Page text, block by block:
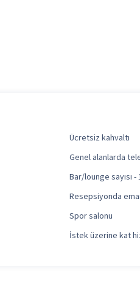
Ücretsiz kahvaltı
Genel alanlarda
Bar/lounge sayısı -
Resepsiyonda
Spor salonu
İstek üzerine kat